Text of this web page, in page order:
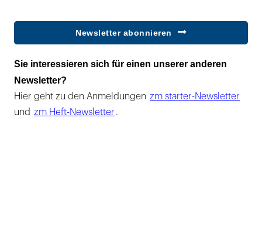
Newsletter abonnieren
Sie interessieren sich für einen unserer anderen
Newsletter?
Hier geht zu den Anmeldungen zm starter-Newsletter
und zm Heft-Newsletter .